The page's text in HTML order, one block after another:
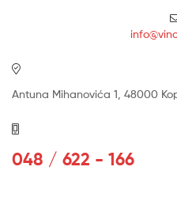
Antuna Mihanovića 1, 48000
048 / 622 - 166